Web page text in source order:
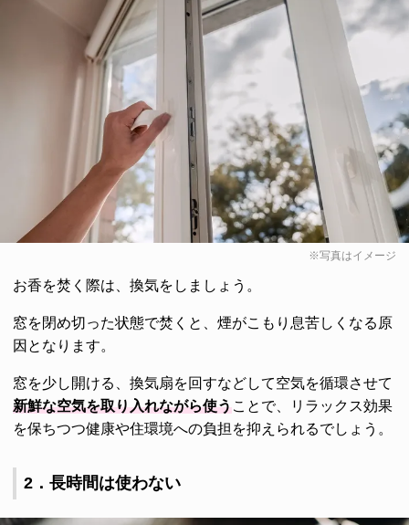
※写真はイメージ
お香を焚く際は、換気をしましょう。
窓を閉め切った状態で焚くと、煙がこもり息苦しくなる原
因となります。
窓を少し開ける、換気扇を回すなどして空気を循環させて
新鮮な空気を取り入れながら使うことで、リラックス効果
を保ちつつ健康や住環境への負担を抑えられるでしょう。
2．長時間は使わない